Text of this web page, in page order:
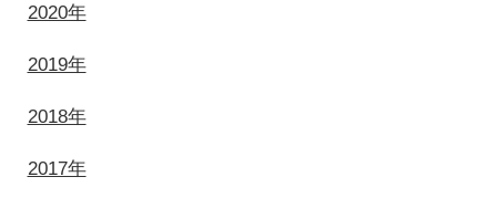
2020年
2019年
2018年
2017年